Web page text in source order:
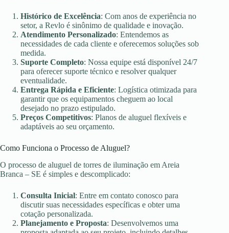
Histórico de Excelência: Com anos de experiência no
setor, a Revlo é sinônimo de qualidade e inovação.
Atendimento Personalizado: Entendemos as
necessidades de cada cliente e oferecemos soluções sob
medida.
Suporte Completo: Nossa equipe está disponível 24/7
para oferecer suporte técnico e resolver qualquer
eventualidade.
Entrega Rápida e Eficiente: Logística otimizada para
garantir que os equipamentos cheguem ao local
desejado no prazo estipulado.
Preços Competitivos: Planos de aluguel flexíveis e
adaptáveis ao seu orçamento.
Como Funciona o Processo de Aluguel?
O processo de aluguel de torres de iluminação em Areia
Branca – SE é simples e descomplicado:
Consulta Inicial: Entre em contato conosco para
discutir suas necessidades específicas e obter uma
cotação personalizada.
Planejamento e Proposta: Desenvolvemos uma